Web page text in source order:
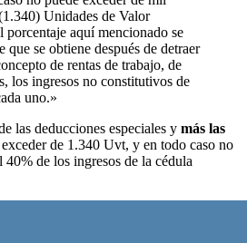
Unidades de Valor
aquí mencionado se
que se obtiene después de detraer
de rentas de trabajo, de
los ingresos no constitutivos de
uno.»
las deducciones especiales y más las
de 1.340 Uvt, y en todo caso no
40% de los ingresos de la cédula